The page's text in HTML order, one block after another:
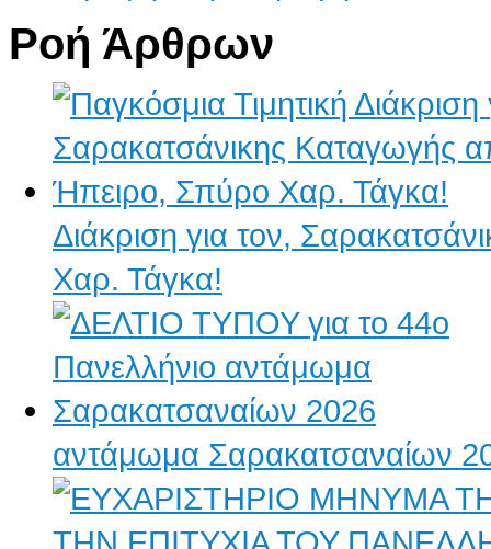
Ροή Άρθρων
Διάκριση για τον,
Χαρ. Τάγκα!
αντάμωμα Σαρακατσαναίων